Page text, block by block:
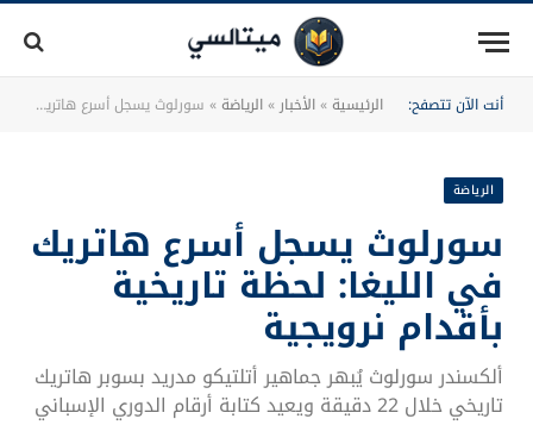
أنت الآن تتصفح: الرئيسية»الأخبار »الرياضة» سورلوث يسجل أسرع هاتريك في الليغا: لحظة تاريخية بأقدام نرويجية
الرياضة
سورلوث يسجل أسرع هاتريك
في الليغا: لحظة تاريخية
بأقدام نرويجية
ألكسندر سورلوث يُبهر جماهير أتلتيكو مدريد بسوبر هاتريك
تاريخي خلال 22 دقيقة ويعيد كتابة أرقام الدوري الإسباني